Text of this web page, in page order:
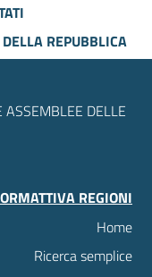
REPUBBLICA
ASSEMBLEE DELLE
REGIONI
Home
Ricerca semplice